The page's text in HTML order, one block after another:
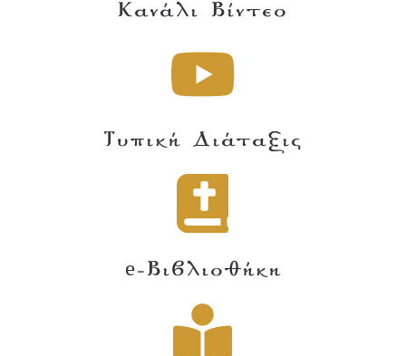
Κανάλι Βίντεο
Τυπική Διάταξις
e-Βιβλιοθήκη